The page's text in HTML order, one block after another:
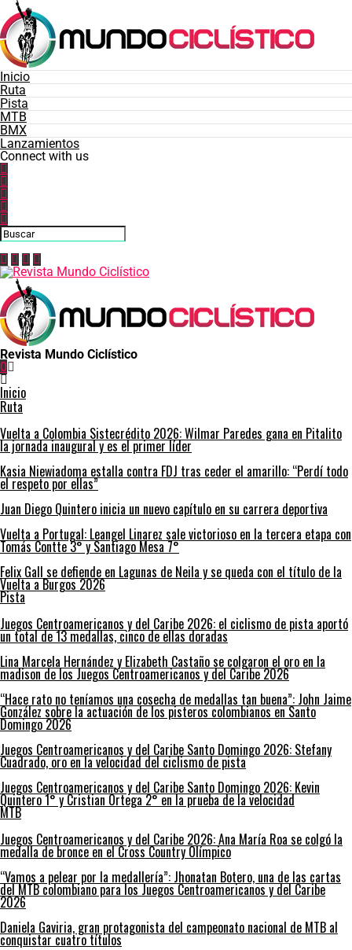
Inicio
Ruta
Pista
MTB
BMX
Lanzamientos
Connect with us
Revista Mundo Ciclístico
0
Inicio
Ruta
Vuelta a Colombia Sistecrédito 2026: Wilmar Paredes gana en Pitalito
la jornada inaugural y es el primer líder
Kasia Niewiadoma estalla contra FDJ tras ceder el amarillo: “Perdí todo
el respeto por ellas”
Juan Diego Quintero inicia un nuevo capítulo en su carrera deportiva
Vuelta a Portugal: Leangel Linarez sale victorioso en la tercera etapa con
Tomás Contte 3° y Santiago Mesa 7°
Felix Gall se defiende en Lagunas de Neila y se queda con el título de la
Vuelta a Burgos 2026
Pista
Juegos Centroamericanos y del Caribe 2026: el ciclismo de pista aportó
un total de 13 medallas, cinco de ellas doradas
Lina Marcela Hernández y Elizabeth Castaño se colgaron el oro en la
madison de los Juegos Centroamericanos y del Caribe 2026
“Hace rato no teníamos una cosecha de medallas tan buena”: John Jaime
González sobre la actuación de los pisteros colombianos en Santo
Domingo 2026
Juegos Centroamericanos y del Caribe Santo Domingo 2026: Stefany
Cuadrado, oro en la velocidad del ciclismo de pista
Juegos Centroamericanos y del Caribe Santo Domingo 2026: Kevin
Quintero 1° y Cristian Ortega 2° en la prueba de la velocidad
MTB
Juegos Centroamericanos y del Caribe 2026: Ana María Roa se colgó la
medalla de bronce en el Cross Country Olímpico
“Vamos a pelear por la medallería”: Jhonatan Botero, una de las cartas
del MTB colombiano para los Juegos Centroamericanos y del Caribe
2026
Daniela Gaviria, gran protagonista del campeonato nacional de MTB al
conquistar cuatro títulos